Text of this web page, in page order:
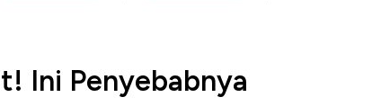
Ini Penyebabnya